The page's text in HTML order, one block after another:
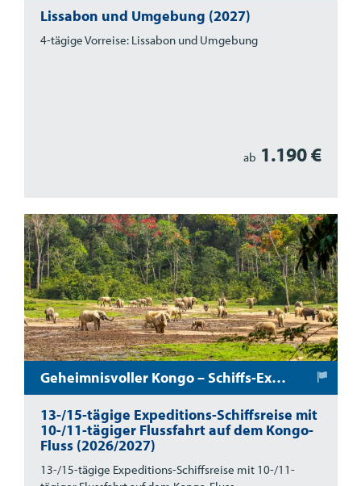
Lissabon und Umgebung (2027)
4-tägige Vorreise: Lissabon und Umgebung
ab 1.190 €
Geheimnisvoller Kongo – Schiffs-Expedition ins grüne Herz von Afrika
13-/15-tägige Expeditions-Schiffsreise mit
10-/11-tägiger Flussfahrt auf dem Kongo-
Fluss (2026/2027)
13-/15-tägige Expeditions-Schiffsreise mit 10-/11-